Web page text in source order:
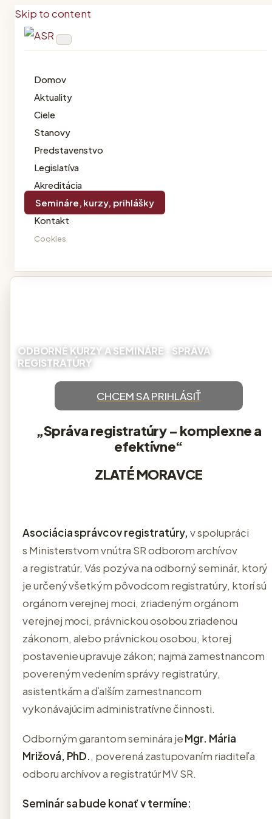
Skip to content
Domov
Aktuality
Ciele
Stanovy
Predstavenstvo
Legislatíva
Akreditácia
Semináre, kurzy, prihlášky
Kontakt
Cookies
CHCEM SA PRIHLÁSIŤ
„Správa registratúry – komplexne a
efektívne“
ZLATÉ MORAVCE
Asociácia správcov registratúry,v spolupráci
s Ministerstvom vnútra SR odborom archívov
a registratúr, Vás pozýva na odborný seminár, ktorý
je určený všetkým pôvodcom registratúry, ktorí sú
orgánom verejnej moci, zriadeným orgánom
verejnej moci, právnickou osobou zriadenou
zákonom, alebo právnickou osobou, ktorej
postavenie upravuje zákon; najmä zamestnancom
povereným vedením správy registratúry,
asistentkám a ďalším zamestnancom
vykonávajúcim administratívne činnosti.
Odborným garantom seminára jeMgr. Mária
Mrižová, PhD., poverená zastupovaním riaditeľa
odboru archívov a registratúr MV SR.
Seminár sa bude konať v termíne: